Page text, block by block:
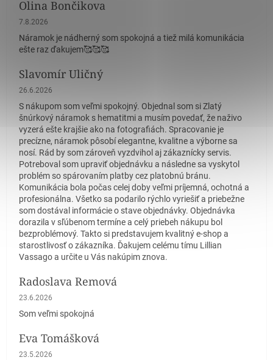
Olina Bončikova
Hodnotenie obchodu je 5 z 5 hviezdičiek.
7.8.2026
Náramok je nádherný som spokojná a tiež milá komunikácia
ešte raz ďakujem🥰🥰🥰
Slavomír Uličný
Hodnotenie obchodu je 5 z 5 hviezdičiek.
26.6.2026
S nákupom som veľmi spokojný. Objednal som si Zlatý
šnúrkový náramok s hematitmi a musím povedať, že naživo
vyzerá ešte krajšie ako na fotografiách. Spracovanie je
precízne, náramok pôsobí elegantne, kvalitne a výborne sa
nosí. Rád by som zároveň vyzdvihol aj zákaznícky servis.
Potreboval som upraviť objednávku a následne sa vyskytol
problém so spárovaním platby cez platobnú bránu.
Komunikácia bola počas celej doby veľmi príjemná, ochotná a
profesionálna. Všetko sa podarilo rýchlo vyriešiť a priebežne
som dostával informácie o stave objednávky. Objednávka
dorazila v sľúbenom termíne a celý priebeh nákupu bol
bezproblémový. Takto si predstavujem kvalitný e-shop a
starostlivosť o zákazníka. Ďakujem celému tímu Lillian
Vassago a určite u Vás nakúpim znova.
Radoslava Remová
Hodnotenie obchodu je 5 z 5 hviezdičiek.
23.6.2026
Som veľmi spokojná
Eva Tomášková
Hodnotenie obchodu je 5 z 5 hviezdičiek.
23.5.2026